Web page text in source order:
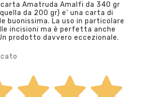
Amatruda Amalfi da 340 gr
da 200 gr) e’ una carta di
buonissima. La uso in particolare
incisioni ma è perfetta anche
prodotto davvero eccezionale.